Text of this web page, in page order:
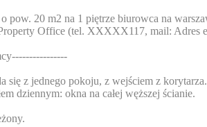
pow. 20 m2 na 1 piętrze biurowca na
Office (tel. XXXXX117, mail: Adres
się z jednego pokoju, z wejściem z korytarza.
dziennym: okna na całej węższej ścianie.